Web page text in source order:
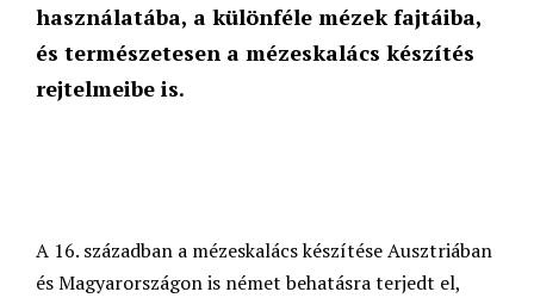
használatába, a különféle mézek fajtáiba,
és természetesen a mézeskalács készítés
rejtelmeibe is.
A 16. században a mézeskalács készítése Ausztriában
és Magyarországon is német behatásra terjedt el,